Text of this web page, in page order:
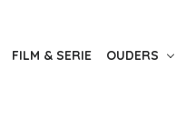
FILM & SERIE OUDERS